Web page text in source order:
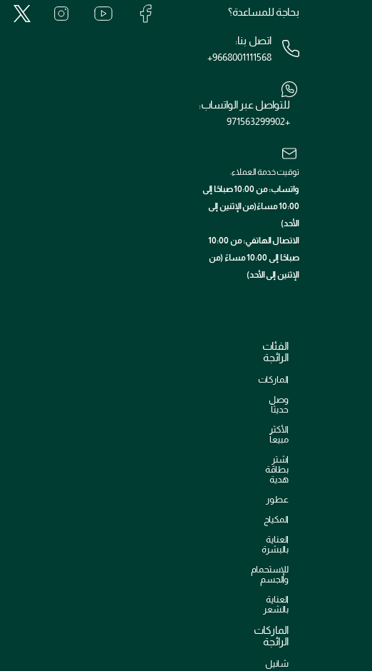
بحاجة للمساعدة؟
اتصل بنا:
+9668001111568
للتواصل عبر الواتساب:
+971563299902
توقيت خدمة العملاء:
واتساب: من 10:00 صباحًا إلى
10:00 مساءً(من الإثنين إلى
الأحد)
الاتصال الهاتفي: من 10:00
صباحًا إلى 10:00 مساءً (من
الإثنين إلى الأحد)
الفئات
الرائجة
الماركات
وصل
حديثاً
الأكثر
مبيعاً
اشترِ
بطاقة
هدية
عطور
المكياج
العناية
بالبشرة
للإستحمام
والجسم
العناية
بالشعر
الماركات
الرائجة
شانيل